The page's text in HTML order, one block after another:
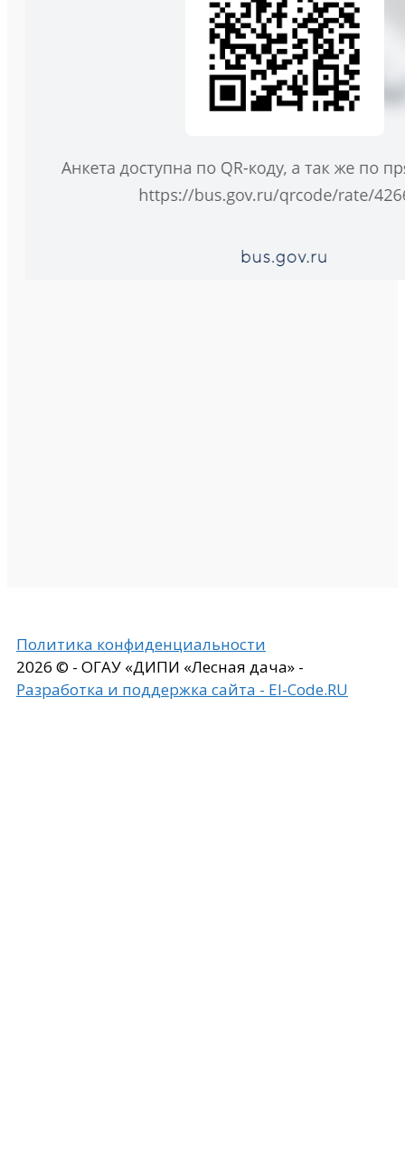
Политика конфиденциальности
2026 © - ОГАУ «ДИПИ «Лесная дача» -
Разработка и поддержка сайта - El-Code.RU